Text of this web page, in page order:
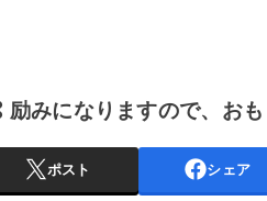
励みになりますので、お
ポスト シェア